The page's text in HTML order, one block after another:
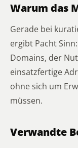
Warum das
Gerade bei
ergibt Pacht
Domains, der
einsatzfertige
ohne sich um
müssen.
Verwandte